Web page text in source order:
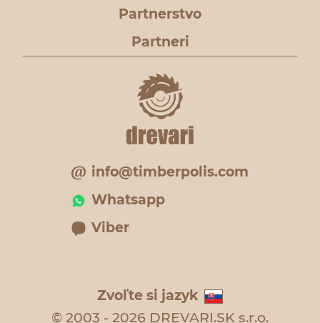
Partnerstvo
Partneri
info@timberpolis.com
Whatsapp
Viber
Zvoľte si jazyk
© 2003 - 2026 DREVARI.SK s.r.o.